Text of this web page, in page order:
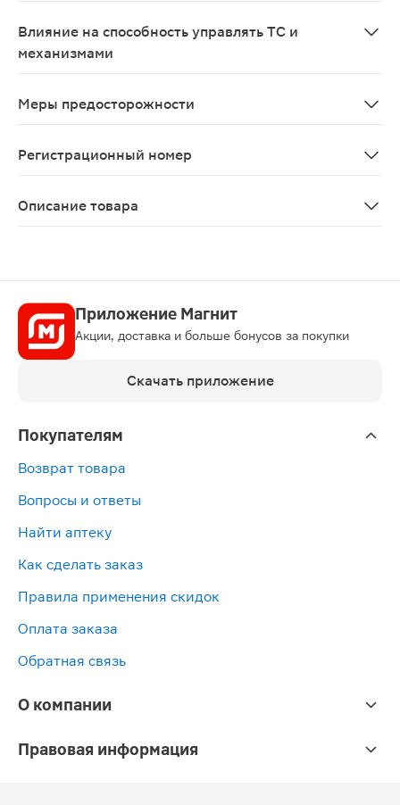
Влияние на способность управлять ТС и
механизмами
Меры предосторожности
Регистрационный номер
Описание товара
Приложение Магнит
Акции, доставка и больше бонусов за покупки
Скачать приложение
Покупателям
Возврат товара
Вопросы и ответы
Найти аптеку
Как сделать заказ
Правила применения скидок
Оплата заказа
Обратная связь
О компании
Правовая информация